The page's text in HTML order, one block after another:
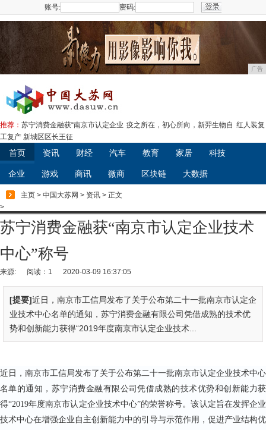
账号: 密码:
广告
推荐： 苏宁消费金融获“南京市认定企业 疫之所在，初心所向，新羿生物自 红人装复
工复产 新城区区长王征
首页 资讯 财经 汽车 教育 家居 科技
企业 游戏 商讯 微商 区块链 大数据
主页 > 中国大苏网 > 资讯 > 正文
>
苏宁消费金融获“南京市认定企业技术
中心”称号
来源: 阅读：1 2020-03-09 16:37:05
[提要]近日，南京市工信局发布了关于公布第二十一批南京市认定企
业技术中心名单的通知，苏宁消费金融有限公司凭借成熟的技术优
势和创新能力获得“2019年度南京市认定企业技术...
近日，南京市工信局发布了关于公布第二十一批南京市认定企业技术中心
名单的通知，苏宁消费金融有限公司凭借成熟的技术优势和创新能力获
得“2019年度南京市认定企业技术中心”的荣誉称号。该认定旨在发挥企业
技术中心在增强企业自主创新能力中的引导与示范作用，促进产业结构优